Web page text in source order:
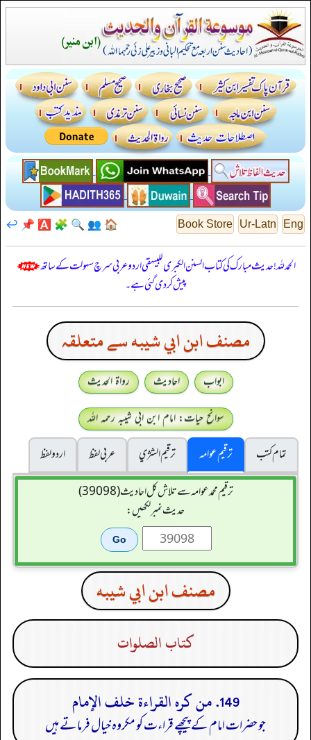
Eng
Ur-Latn
Book Store
🏠
👥
🔍
🧩
🅰️
📌
↩️
الحمدللہ! حدیث مبارک کی کتاب السنن الكبرى للبيهقي اردو عربی سرچ سہولت کے ساتھ
پیش کر دی گئی ہے۔
مصنف ابن ابي شيبه سے متعلقہ
ابواب احادیث
رواۃ الحدیث
سوانح حیات: امام ابن ابی شیبہ رحمہ اللہ
تمام کتب
ترقیم عوامہ ترقيم الشژي عربی لفظ
اردو لفظ
ترقیم محمدعوامہ سے تلاش کل احادیث (39098)
حدیث نمبر لکھیں:
مصنف ابن ابي شيبه
كتاب الصلوات
149. من كره القراءة خلف الإمام
جو حضرات امام کے پیچھے قراءت کو مکروہ خیال فرماتے ہیں